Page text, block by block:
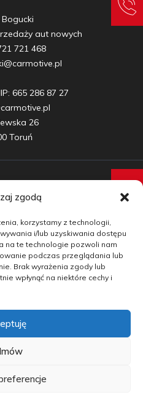
zgodą
korzystamy z technologii,
i/lub uzyskiwania dostępu
na te technologie pozwoli nam
podczas przeglądania lub
Brak wyrażenia zgody lub
wpłynąć na niektóre cechy i
Bogucki
aut nowych
721 468
665 286 87 27
26
Toruń
nowe
używane
2026©